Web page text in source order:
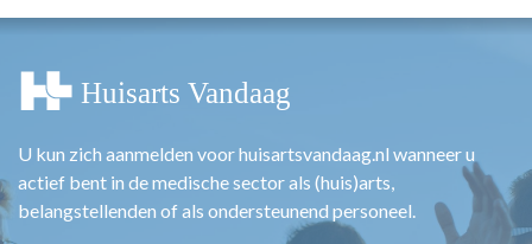
U kun zich aanmelden voor huisartsvandaag.nl wanneer u
actief bent in de medische sector als (huis)arts,
belangstellenden of als ondersteunend personeel.